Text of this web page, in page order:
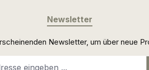
Newsletter
Newsletter, um über neue